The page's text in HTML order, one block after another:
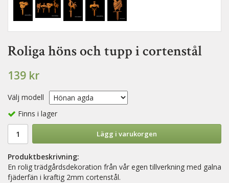
Roliga höns och tupp i cortenstål
139 kr
Välj modell
Finns i lager
Lägg i varukorgen
Produktbeskrivning:
En rolig trädgårdsdekoration från vår egen tillverkning med galna
fjäderfän i kraftig 2mm cortenstål.